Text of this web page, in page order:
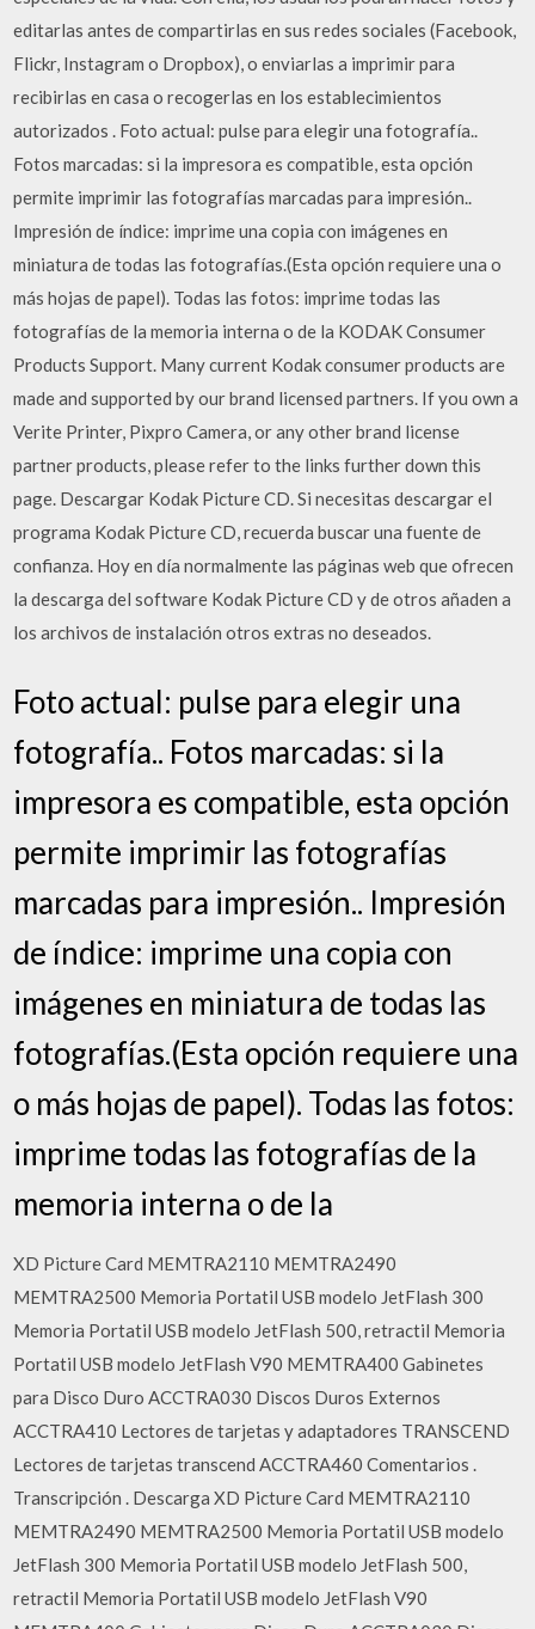
editarlas antes de compartirlas en sus redes sociales (Facebook,
Flickr, Instagram o Dropbox), o enviarlas a imprimir para
recibirlas en casa o recogerlas en los establecimientos
autorizados . Foto actual: pulse para elegir una fotografía..
Fotos marcadas: si la impresora es compatible, esta opción
permite imprimir las fotografías marcadas para impresión..
Impresión de índice: imprime una copia con imágenes en
miniatura de todas las fotografías.(Esta opción requiere una o
más hojas de papel). Todas las fotos: imprime todas las
fotografías de la memoria interna o de la KODAK Consumer
Products Support. Many current Kodak consumer products are
made and supported by our brand licensed partners. If you own a
Verite Printer, Pixpro Camera, or any other brand license
partner products, please refer to the links further down this
page. Descargar Kodak Picture CD. Si necesitas descargar el
programa Kodak Picture CD, recuerda buscar una fuente de
confianza. Hoy en día normalmente las páginas web que ofrecen
la descarga del software Kodak Picture CD y de otros añaden a
los archivos de instalación otros extras no deseados.
Foto actual: pulse para elegir una
fotografía.. Fotos marcadas: si la
impresora es compatible, esta opción
permite imprimir las fotografías
marcadas para impresión.. Impresión
de índice: imprime una copia con
imágenes en miniatura de todas las
fotografías.(Esta opción requiere una
o más hojas de papel). Todas las fotos:
imprime todas las fotografías de la
memoria interna o de la
XD Picture Card MEMTRA2110 MEMTRA2490
MEMTRA2500 Memoria Portatil USB modelo JetFlash 300
Memoria Portatil USB modelo JetFlash 500, retractil Memoria
Portatil USB modelo JetFlash V90 MEMTRA400 Gabinetes
para Disco Duro ACCTRA030 Discos Duros Externos
ACCTRA410 Lectores de tarjetas y adaptadores TRANSCEND
Lectores de tarjetas transcend ACCTRA460 Comentarios .
Transcripción . Descarga XD Picture Card MEMTRA2110
MEMTRA2490 MEMTRA2500 Memoria Portatil USB modelo
JetFlash 300 Memoria Portatil USB modelo JetFlash 500,
retractil Memoria Portatil USB modelo JetFlash V90